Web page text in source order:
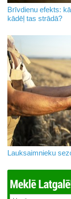
Brīvdienu efekts:
kādēļ tas strādā?
Lauksaimnieku